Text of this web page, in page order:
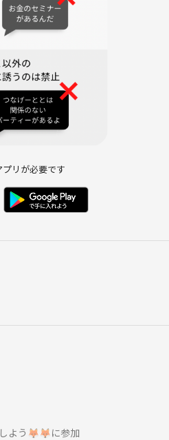
リが必要です
よう🦊🦊に参加